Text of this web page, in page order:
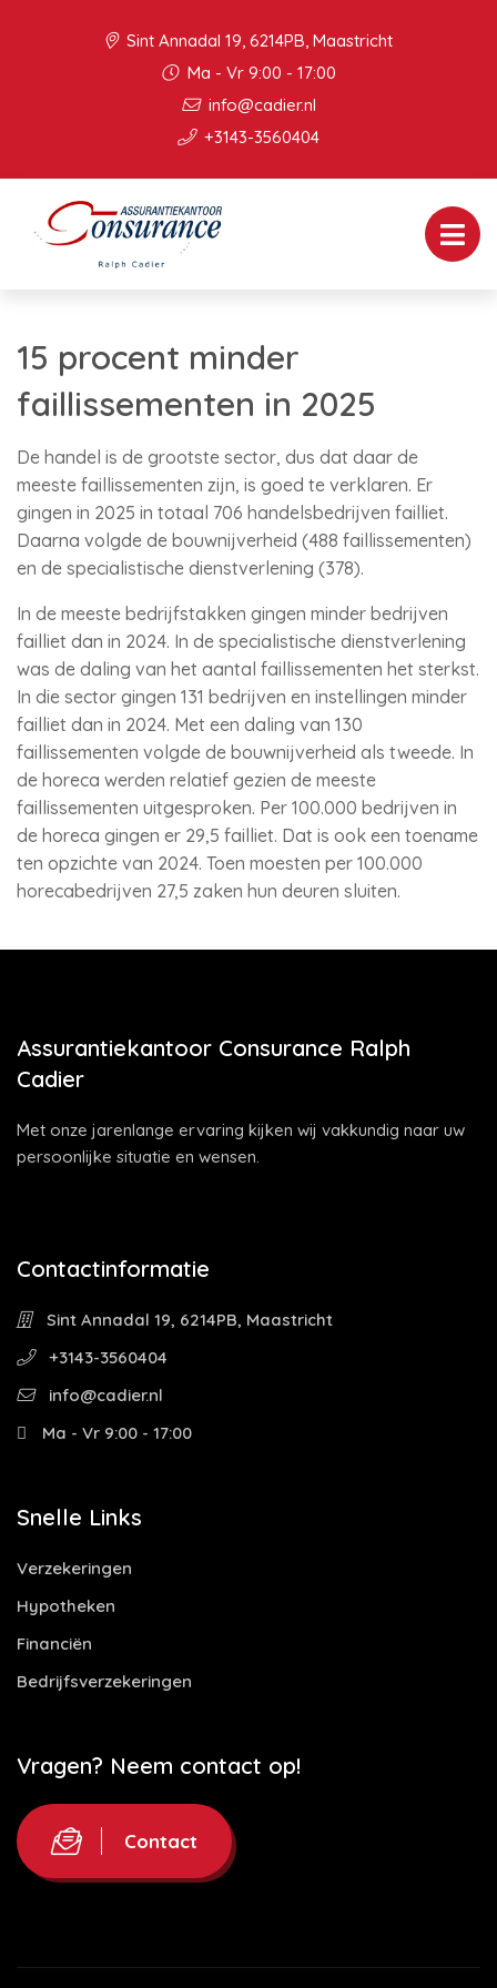
Sint Annadal 19, 6214PB, Maastricht
Ma - Vr 9:00 - 17:00
info@cadier.nl
+3143-3560404
15 procent minder
faillissementen in 2025
De handel is de grootste sector, dus dat daar de
meeste faillissementen zijn, is goed te verklaren. Er
gingen in 2025 in totaal 706 handelsbedrijven failliet.
Daarna volgde de bouwnijverheid (488 faillissementen)
en de specialistische dienstverlening (378).
In de meeste bedrijfstakken gingen minder bedrijven
failliet dan in 2024. In de specialistische dienstverlening
was de daling van het aantal faillissementen het sterkst.
In die sector gingen 131 bedrijven en instellingen minder
failliet dan in 2024. Met een daling van 130
faillissementen volgde de bouwnijverheid als tweede. In
de horeca werden relatief gezien de meeste
faillissementen uitgesproken. Per 100.000 bedrijven in
de horeca gingen er 29,5 failliet. Dat is ook een toename
ten opzichte van 2024. Toen moesten per 100.000
horecabedrijven 27,5 zaken hun deuren sluiten.
Assurantiekantoor Consurance Ralph
Cadier
Met onze jarenlange ervaring kijken wij vakkundig naar uw
persoonlijke situatie en wensen.
Contactinformatie
Sint Annadal 19, 6214PB, Maastricht
+3143-3560404
info@cadier.nl
Ma - Vr 9:00 - 17:00
Snelle Links
Verzekeringen
Hypotheken
Financiën
Bedrijfsverzekeringen
Vragen? Neem contact op!
Contact